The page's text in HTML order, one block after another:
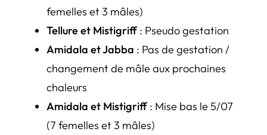
femelles et 3 mâles)
Tellure et Mistigriff: Pseudo gestation
Amidala et Jabba : Pas de gestation /
changement de mâle aux prochaines
chaleurs
Amidala et Mistigriff: Mise bas le 5/07
(7 femelles et 3 mâles)